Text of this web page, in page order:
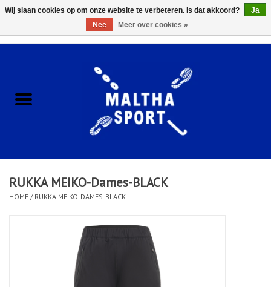
ACCESSOIRES/HARDWARE
KLEDING
CLUBSHOPS
Afspraak Loop Analyse
RUKKA MEIKO-Dames-BLACK
HOME / RUKKA MEIKO-DAMES-BLACK
Wij slaan cookies op om onze website te verbeteren. Is dat akkoord?
Ja
Nee
Meer over cookies »